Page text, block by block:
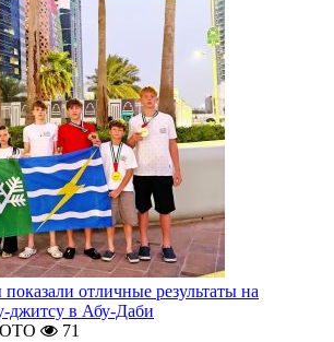
отличные результаты на
джитсу в Абу-Даби
71